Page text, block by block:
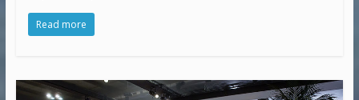
Read more